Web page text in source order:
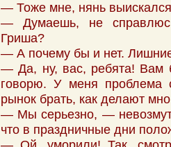
— Тоже мне, нянь
— Думаешь, не
Гриша?
— А почему бы и нет.
— Да, ну, вас, ребята! Вам
говорю. У меня проблема
рынок брать, как делают
— Мы серьезно, —
что в праздничные дни